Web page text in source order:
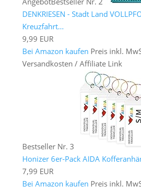
DENKRIESEN - Stadt Land
Kreuzfahrt...
9,99 EUR
Bei Amazon kaufen Preis inkl.
Versandkosten / Affiliate Link
Bestseller Nr. 3
Honizer 6er-Pack AIDA
7,99 EUR
Bei Amazon kaufen Preis inkl.